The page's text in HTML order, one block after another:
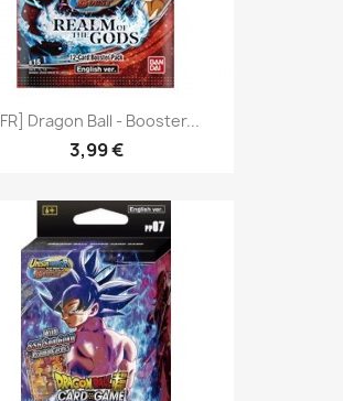
[FR] Dragon Ball - Booster...
3,99 €